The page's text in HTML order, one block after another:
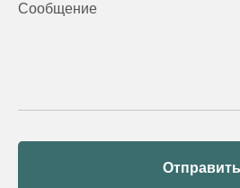
Сообщение
Отправить